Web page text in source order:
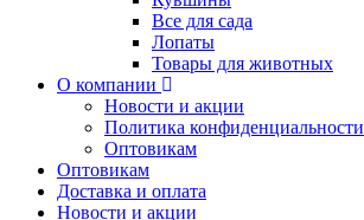
Все для сада
Лопаты
Товары для животных
О компании
Новости и акции
Политика конфиденциальности
Оптовикам
Оптовикам
Доставка и оплата
Новости и акции